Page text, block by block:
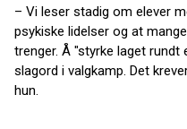
– Vi leser stadig om elever
psykiske lidelser og at
trenger. Å "styrke laget rundt
slagord i valgkamp. Det
hun.